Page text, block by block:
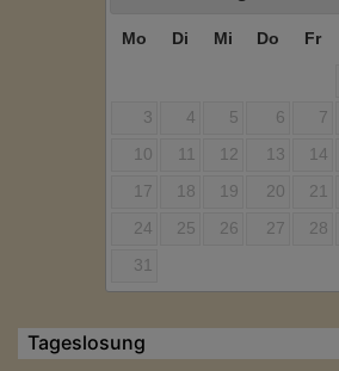
Mo Di Mi Do Fr
3
4 5 6 7
10
11 12 13 14
17
18 19 20 21
24
25 26 27 28
31
Tageslosung